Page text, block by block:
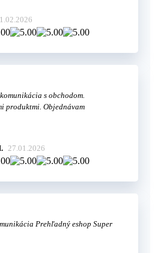
s obchodom.
produktmi. Objednávam
27.01.2026
Prehľadný eshop Super